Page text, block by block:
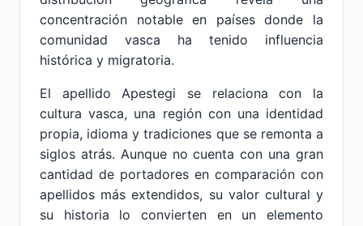
concentración notable en países donde la
comunidad vasca ha tenido influencia
histórica y migratoria.
El apellido Apestegi se relaciona con la
cultura vasca, una región con una identidad
propia, idioma y tradiciones que se remonta a
siglos atrás. Aunque no cuenta con una gran
cantidad de portadores en comparación con
apellidos más extendidos, su valor cultural y
su historia lo convierten en un elemento